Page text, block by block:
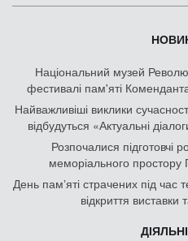
Національний музей
фестивалі пам'яті
Найважливіші виклики
відбудуться «Актуальні
Розпочалися підготовчі
меморіального простору
День памʼяті страчених під час
відкриття виставки